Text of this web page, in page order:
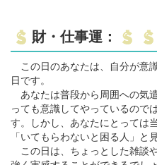
財・仕事運：
この日のあなたは、自分が意
日です。
あなたは普段から周囲への気
っても意識してやっているので
す。しかし、あなたにとっては
「いてもらわないと困る人」と
この日は、ちょっとした雑談